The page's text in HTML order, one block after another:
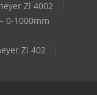
Zl 4002
0-1000mm
Zl 402